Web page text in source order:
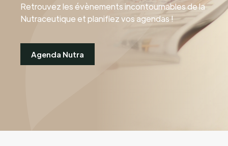
Retrouvez les évènements incontournables de la
Nutraceutique et planifiez vos agendas !
Agenda Nutra